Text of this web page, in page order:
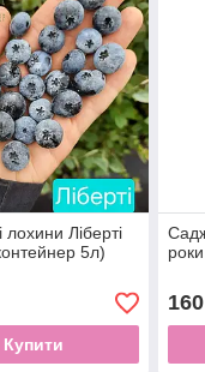
Ліберті
5л)
Купити
160